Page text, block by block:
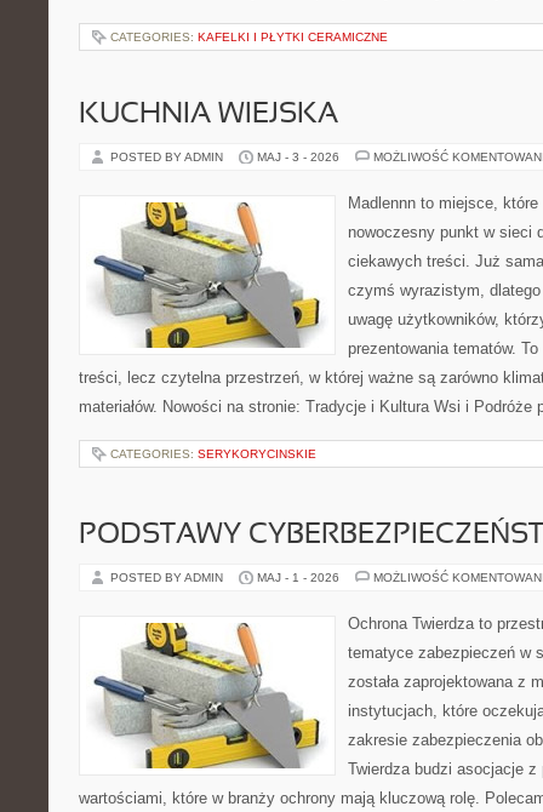
CATEGORIES: KAFELKI I PŁYTKI CERAMICZNE
KUCHNIA WIEJSKA
POSTED BY ADMIN MAJ - 3 - 2026 MOŻLIWOŚĆ
Madlennn to miejsce,
nowoczesny punkt w sieci
ciekawych treści. Już
czymś wyrazistym,
uwagę użytkowników,
prezentowania tematów.
treści, lecz czytelna przestrzeń, w której ważne są zarówno
materiałów. Nowości na stronie: Tradycje i Kultura Wsi i
CATEGORIES: SERYKORYCINSKIE
PODSTAWY
POSTED BY ADMIN MAJ - 1 - 2026 MOŻLIWOŚĆ
Ochrona Twierdza to
tematyce zabezpieczeń w
została zaprojektowana z
instytucjach, które
zakresie zabezpieczenia
Twierdza budzi asocjacje
wartościami, które w branży ochrony mają kluczową rolę.